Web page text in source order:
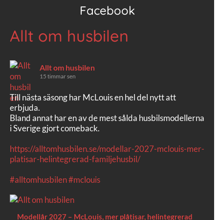
Facebook
Allt om husbilen
Allt om husbilen
15 timmar sen
Till nästa säsong har McLouis en hel del nytt att
erbjuda.
Bland annat har en av de mest sålda husbilsmodellerna
i Sverige gjort comeback.
https://alltomhusbilen.se/modellar-2027-mclouis-mer-
platisar-helintegrerad-familjehusbil/
#alltomhusbilen#mclouis
Modellår 2027 – McLouis, mer plåtisar, helintegrerad